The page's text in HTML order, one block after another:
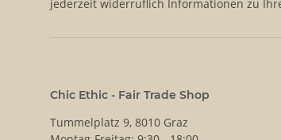
jederzeit widerruflich Informationen zu
Chic Ethic - Fair Trade Shop
Tummelplatz 9, 8010 Graz